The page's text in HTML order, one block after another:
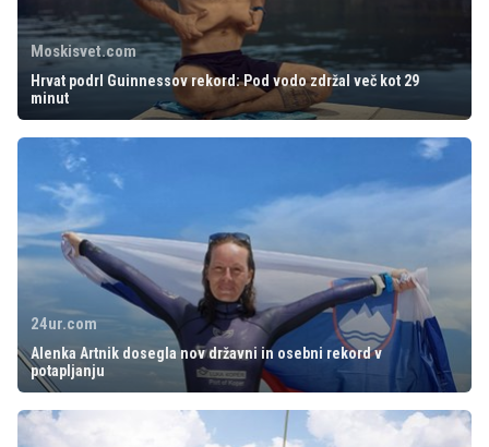
Moskisvet.com
Hrvat podrl Guinnessov rekord: Pod vodo zdržal več kot 29
minut
24ur.com
Alenka Artnik dosegla nov državni in osebni rekord v
potapljanju